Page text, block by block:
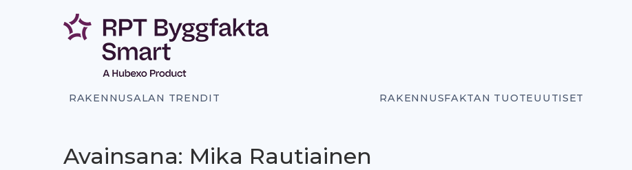
RAKENNUSALAN TRENDIT RAKENNUSFAKTAN TUOTEUUTISET
Avainsana: Mika Rautiainen